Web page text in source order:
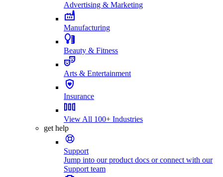
Advertising & Marketing
Manufacturing
Beauty & Fitness
Arts & Entertainment
Insurance
View All 100+ Industries
get help
Support
Jump into our product docs or connect with our
Support team